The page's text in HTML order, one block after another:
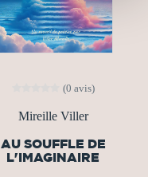
(0 avis)
Mireille Viller
AU SOUFFLE DE
L'IMAGINAIRE